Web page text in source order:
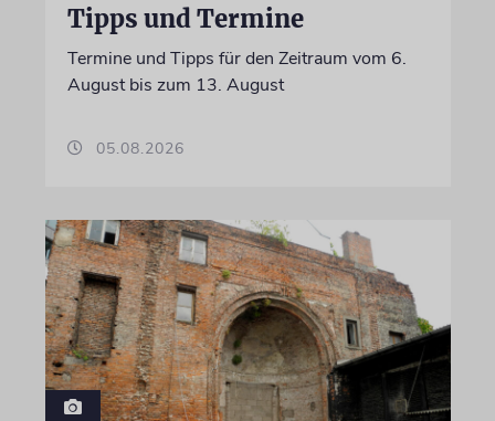
Tipps und Termine
Termine und Tipps für den Zeitraum vom 6.
August bis zum 13. August
05.08.2026